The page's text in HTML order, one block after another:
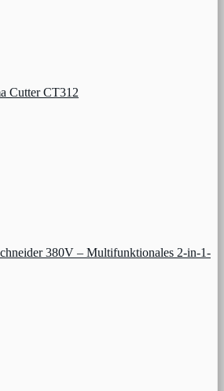
Cutter CT312
380V – Multifunktionales 2-in-1-